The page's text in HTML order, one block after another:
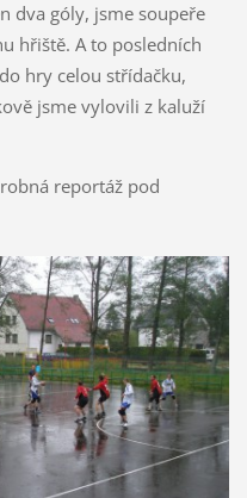
dva góly, jsme soupeře
hřiště. A to posledních
hry celou střídačku,
jsme vylovili z kaluží
reportáž pod